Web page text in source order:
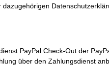
PayPal Check-Out der
über den Zahlungsdienst